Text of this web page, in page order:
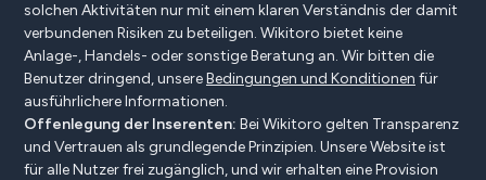
solchen Aktivitäten nur mit einem klaren Verständnis der damit
verbundenen Risiken zu beteiligen. Wikitoro bietet keine
Anlage-, Handels- oder sonstige Beratung an. Wir bitten die
Benutzer dringend, unsereBedingungen und Konditionen für
ausführlichere Informationen.
Offenlegung der Inserenten: Bei Wikitoro gelten Transparenz
und Vertrauen als grundlegende Prinzipien. Unsere Website ist
für alle Nutzer frei zugänglich, und wir erhalten eine Provision